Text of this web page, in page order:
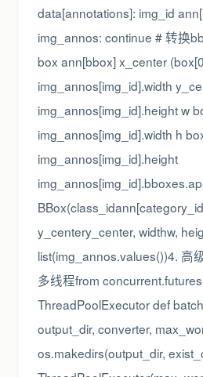
data[annotations]: img_id
img_annos: continue # 转换
box ann[bbox] x_center
img_annos[img_id].width
img_annos[img_id].height w
img_annos[img_id].width h
img_annos[img_id].height
y_centery_center, widthw,
list(img_annos.values())4. 高
多线程from
ThreadPoolExecutor def
output_dir, converter,
os.makedirs(output_dir,